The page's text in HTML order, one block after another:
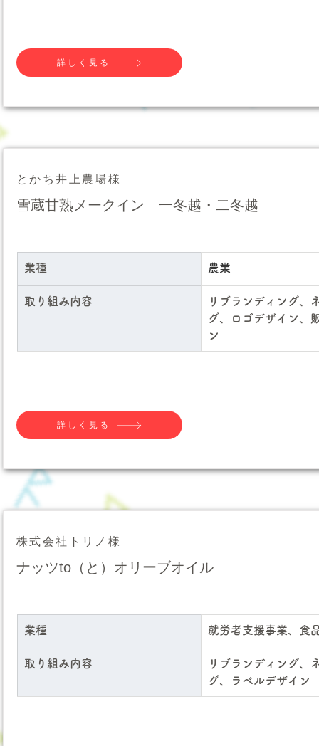
詳しく見る
とかち井上農場様
雪蔵甘熟メークイン 一冬越・二冬越
業種 農業
取り組み内容
リブランディング、
グ、ロゴデザイン、
ン
詳しく見る
株式会社トリノ様
ナッツto（と）オリーブオイル
業種 就労者支援事業、食
取り組み内容
リブランディング、
グ、ラベルデザイン